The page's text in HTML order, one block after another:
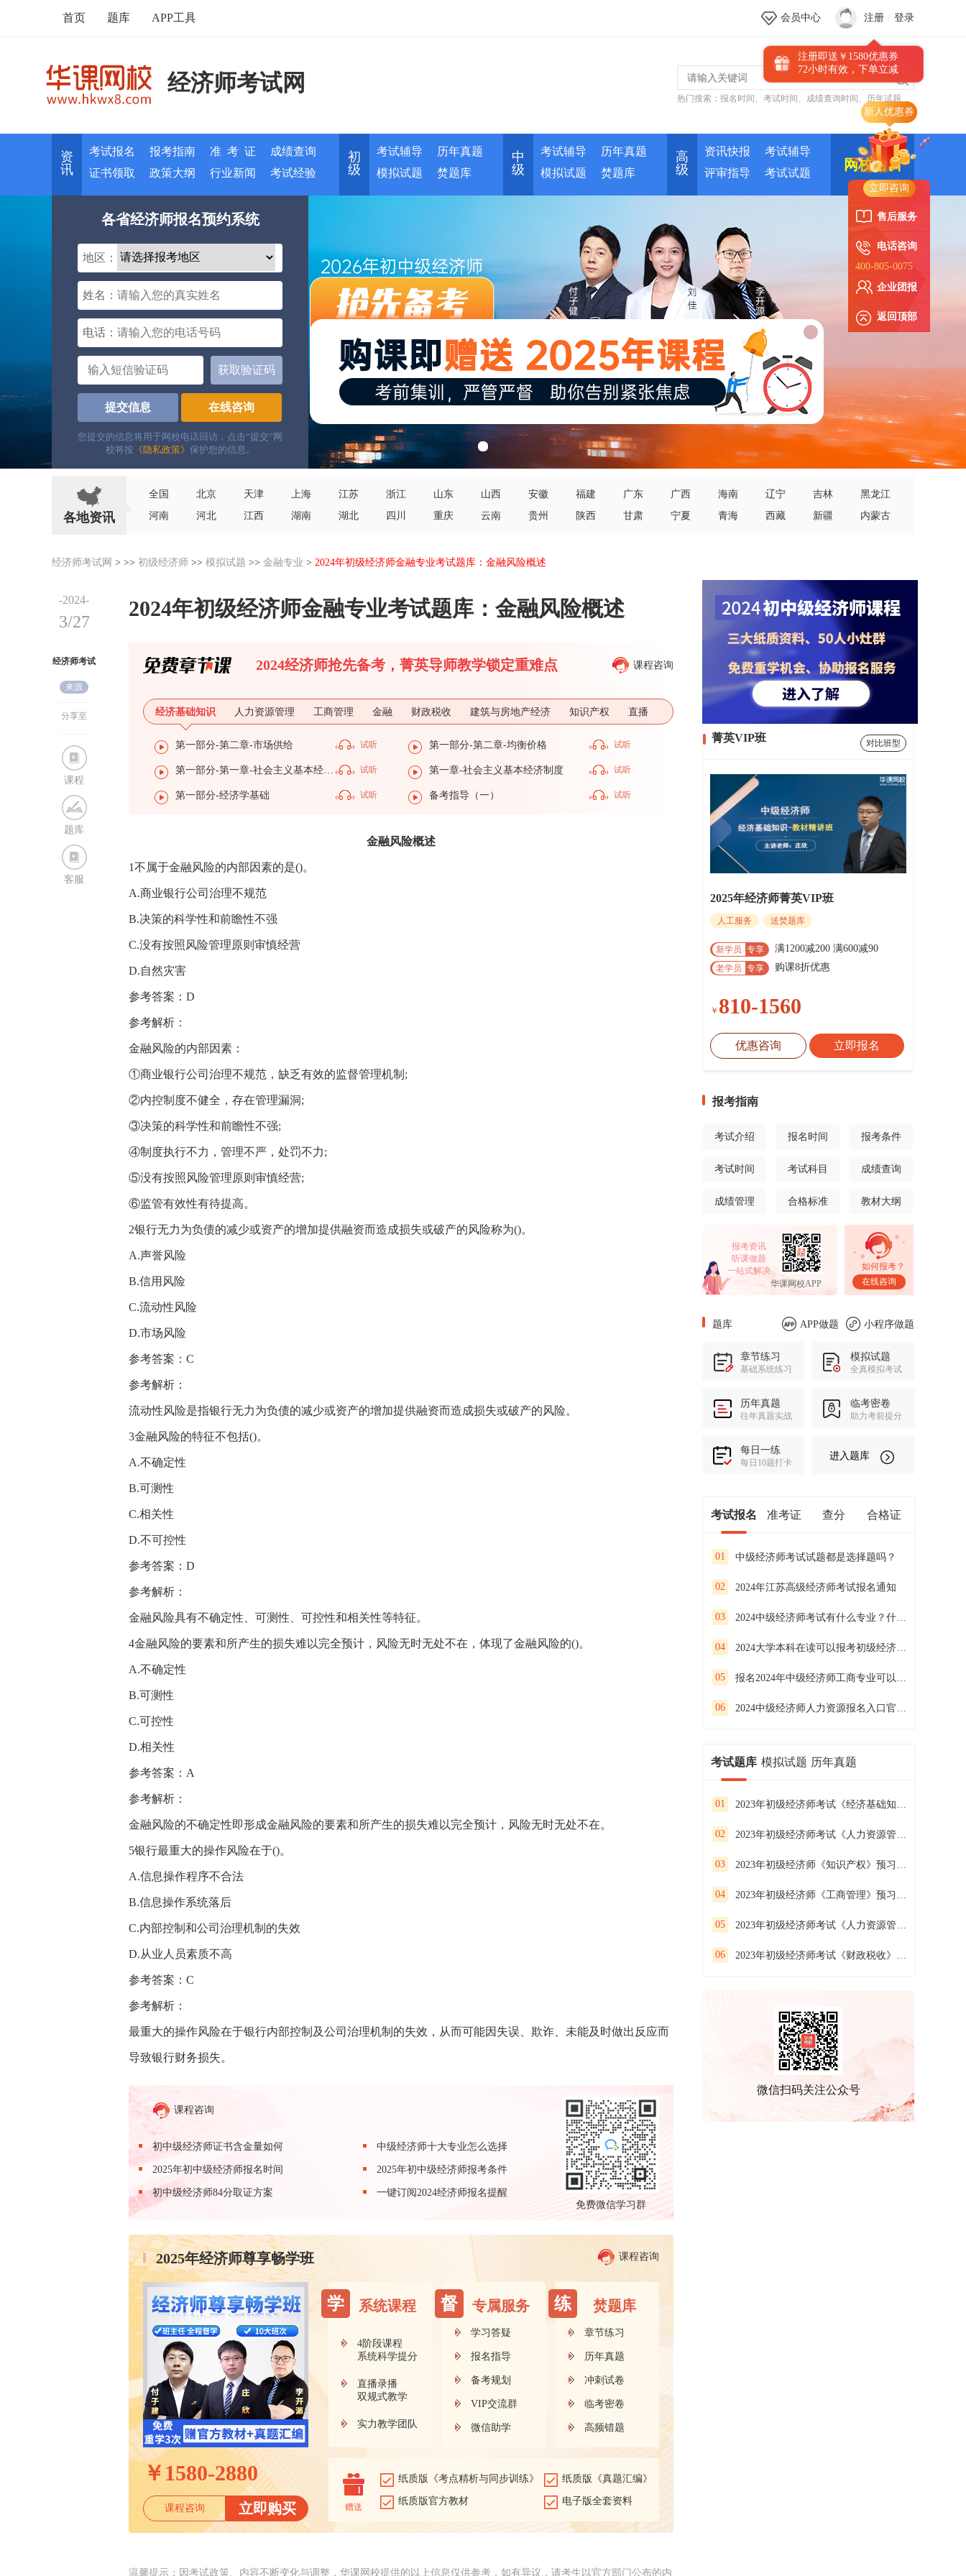
立即咨询
售后服务
电话咨询
400-805-0075
企业团报
返回顶部
首页 题库 APP工具 会员中心 注册 / 登录
注册即送￥1580优惠券
72小时有效，下单立减
经济师考试网
热门搜索： 报名时间 、 考试时间 、 成绩查询时间 、 历年试题
资
讯
考试报名 报考指南 准 考 证
成绩查询
证书领取
政策大纲 行业新闻 考试经验
初
级
考试辅导
历年真题
模拟试题
焚题库
中
级
考试辅导
历年真题
模拟试题
焚题库
高
级
资讯快报
考试辅导
评审指导
考试试题
网校培训
各省经济师报名预约系统
地区：
姓名：
电话：
获取验证码
提交信息 在线咨询
您提交的信息将用于网校电话回访，点击“提交”网
校将按 《隐私政策》 保护您的信息。
各地资讯
全国 北京 天津 上海 江苏 浙江 山东 山西 安徽 福建 广东 广西 海南 辽宁 吉林
黑龙江
河南
河北 江西 湖南 湖北 四川 重庆 云南 贵州 陕西 甘肃 宁夏 青海 西藏 新疆 内蒙古
经济师考试网 > >> 初级经济师 >> 模拟试题 >> 金融专业 > 2024年初级经济师金融专业考试题库：金融风险概述
-2024-
3/27
经济师考试
网
来源
分享至
课程
题库
客服
2024年初级经济师金融专业考试题库：金融风险概述
2024经济师抢先备考，菁英导师教学锁定重难点 课程咨询
经济基础知识 人力资源管理 工商管理 金融 财政税收 建筑与房地产经济 知识产权 直播
第一部分-第二章-市场供给 试听 第一部分-第二章-均衡价格 试听
第一部分-第一章-社会主义基本经济制度 试听 第一章-社会主义基本经济制度 试听
第一部分-经济学基础 试听 备考指导（一） 试听
金融风险概述
1不属于金融风险的内部因素的是()。
A.商业银行公司治理不规范
B.决策的科学性和前瞻性不强
C.没有按照风险管理原则审慎经营
D.自然灾害
参考答案：D
参考解析：
金融风险的内部因素：
①商业银行公司治理不规范，缺乏有效的监督管理机制;
②内控制度不健全，存在管理漏洞;
③决策的科学性和前瞻性不强;
④制度执行不力，管理不严，处罚不力;
⑤没有按照风险管理原则审慎经营;
⑥监管有效性有待提高。
2银行无力为负债的减少或资产的增加提供融资而造成损失或破产的风险称为()。
A.声誉风险
B.信用风险
C.流动性风险
D.市场风险
参考答案：C
参考解析：
流动性风险是指银行无力为负债的减少或资产的增加提供融资而造成损失或破产的风险。
3金融风险的特征不包括()。
A.不确定性
B.可测性
C.相关性
D.不可控性
参考答案：D
参考解析：
金融风险具有不确定性、可测性、可控性和相关性等特征。
4金融风险的要素和所产生的损失难以完全预计，风险无时无处不在，体现了金融风险的()。
A.不确定性
B.可测性
C.可控性
D.相关性
参考答案：A
参考解析：
金融风险的不确定性即形成金融风险的要素和所产生的损失难以完全预计，风险无时无处不在。
5银行最重大的操作风险在于()。
A.信息操作程序不合法
B.信息操作系统落后
C.内部控制和公司治理机制的失效
D.从业人员素质不高
参考答案：C
参考解析：
最重大的操作风险在于银行内部控制及公司治理机制的失效，从而可能因失误、欺诈、未能及时做出反应而
导致银行财务损失。
课程咨询
初中级经济师证书含金量如何 中级经济师十大专业怎么选择
2025年初中级经济师报名时间 2025年初中级经济师报考条件
初中级经济师84分取证方案
一键订阅2024经济师报名提醒
免费微信学习群
2025年经济师尊享畅学班 课程咨询
￥ 1580-2880
课程咨询 立即购买
学 系统课程
4阶段课程
系统科学提分
直播录播
双规式教学
实力教学团队
督 专属服务
学习答疑
报名指导
备考规划
VIP交流群
微信助学
练 焚题库
章节练习
历年真题
冲刺试卷
临考密卷
高频错题
赠送
纸质版《考点精析与同步训练》 纸质版《真题汇编》
纸质版官方教材 电子版全套资料
温馨提示：因考试政策、内容不断变化与调整，华课网校提供的以上信息仅供参考，如有异议，请考生以官方部门公布的内
菁英VIP班 对比班型
2025年经济师菁英VIP班
人工服务 送焚题库
新学员 专享 满1200减200 满600减90
老学员 专享 购课8折优惠
￥ 810-1560
优惠咨询 立即报名
报考指南
考试介绍 报名时间 报考条件
考试时间 考试科目 成绩查询
成绩管理 合格标准 教材大纲
报考资讯
听课做题
一站式解决
华课网校APP
如何报考？
在线咨询
题库 APP做题 小程序做题
章节练习
基础系统练习
模拟试题
全真模拟考试
历年真题
往年真题实战
临考密卷
助力考前提分
每日一练
每日10题打卡
进入题库
考试报名 准考证 查分 合格证
01 中级经济师考试试题都是选择题吗？
02 2024年江苏高级经济师考试报名通知
03 2024中级经济师考试有什么专业？什么时候考试？
04 2024大学本科在读可以报考初级经济师吗？
05 报名2024年中级经济师工商专业可以从事哪些工作？
06 2024中级经济师人力资源报名入口官网—中国人事考试
考试题库 模拟试题 历年真题
01 2023年初级经济师考试《经济基础知识》预习试卷（二）
02 2023年初级经济师考试《人力资源管理》预习试卷（一）
03 2023年初级经济师《知识产权》预习试卷（二）
04 2023年初级经济师《工商管理》预习试卷（一）
05 2023年初级经济师考试《人力资源管理》预习试卷（三）
06 2023年初级经济师考试《财政税收》预习试卷(一）
微信扫码关注公众号